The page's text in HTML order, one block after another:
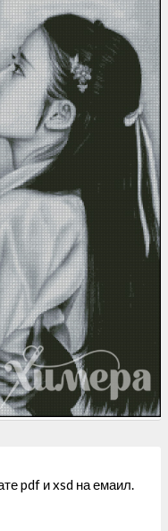
pdf и xsd на емаил.